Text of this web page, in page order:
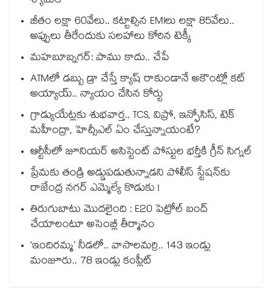
జీతం లక్షా 60వేలు.. కట్టాల్సిన EMIలు లక్షా 85వేలు..
అప్పులు తీరేందుకు సలహాలు కోరిన టెక్కీ
మహబూబ్నగర్: పాము కాదు.. చేపే
ATMలో డబ్బు డ్రా చేస్తే క్యాష్ రాకుండానే అకౌంట్లో కట్
అయ్యాయ్.. న్యాయం చేసిన కోర్టు
గ్రాడ్యుయేట్లకు శుభవార్త.. TCS, విప్రో, ఇన్ఫోసిస్, టెక్
మహీంద్రా, హెచ్సీఎల్ ఏం చేస్తున్నాయంటే?
ఆర్టీసీలో జూనియర్ అసిస్టెంట్‌‌ పోస్టుల భర్తీకి గ్రీన్‌‌ సిగ్నల్
ప్రేమకు తండ్రి అడ్డుపడుతున్నాడని పోలీస్ స్టేషన్⁪కు
రాజేంద్ర నగర్ ఎమ్మెల్యే కొడుకు !
తిరుగుబాటు మొదలైంది : E20 పెట్రోల్ బంద్
చేయాలంటూ అసెంబ్లీ తీర్మానం
‘ఇందిరమ్మ’ నీడలో.. వాసాలమర్రి.. 143 ఇండ్లు
మంజూరు.. 78 ఇండ్లు కంప్లీట్